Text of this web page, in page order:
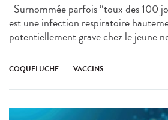
Surnommée parfois “toux des 100
est une infection respiratoire
potentiellement grave chez le jeune
COQUELUCHE VACCINS